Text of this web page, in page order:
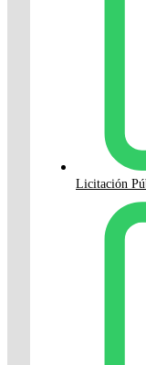
Licitación